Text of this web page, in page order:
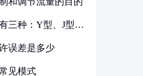
三种：Y型、J型、
误差是多少
见模式